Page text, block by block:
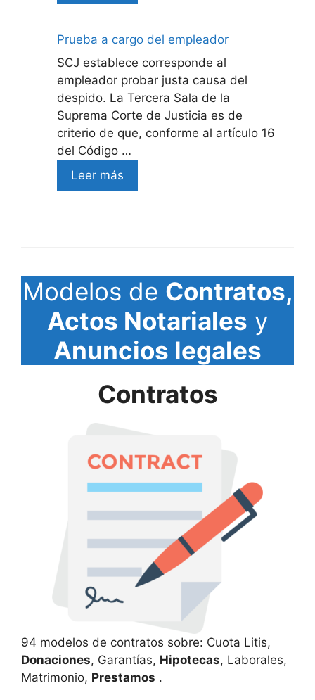
Prueba a cargo del empleador
SCJ establece corresponde al
empleador probar justa causa del
despido. La Tercera Sala de la
Suprema Corte de Justicia es de
criterio de que, conforme al artículo 16
del Código …
Leer más
Modelos de Contratos,
Actos Notariales y
Anuncios legales
Contratos
94 modelos de contratos sobre: Cuota Litis,
Donaciones, Garantías, Hipotecas, Laborales,
Matrimonio, Prestamos .